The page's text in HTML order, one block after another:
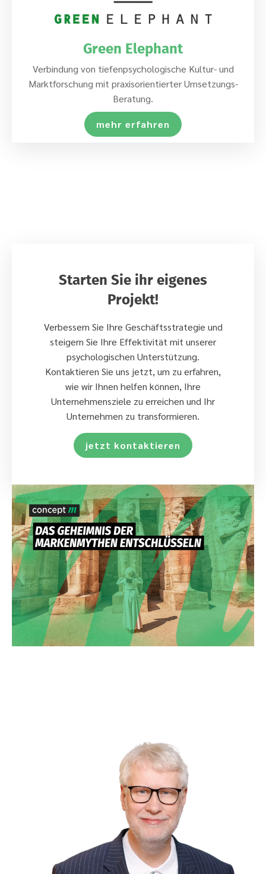
Green Elephant
Verbindung von tiefenpsychologische Kultur- und
Marktforschung mit praxisorientierter Umsetzungs-
Beratung.
mehr erfahren
Starten Sie ihr eigenes
Projekt!
Verbessern Sie Ihre Geschäftsstrategie und
steigern Sie Ihre Effektivität mit unserer
psychologischen Unterstützung.
Kontaktieren Sie uns jetzt, um zu erfahren,
wie wir Ihnen helfen können, Ihre
Unternehmensziele zu erreichen und Ihr
Unternehmen zu transformieren.
jetzt kontaktieren